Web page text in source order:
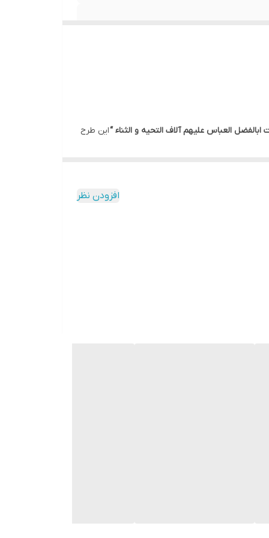
العباس علیهم آلاف التحیه و الثناء “این طرح
افزودن نظر